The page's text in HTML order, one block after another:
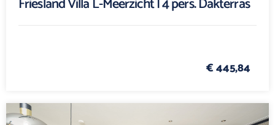
Friesland Villa L-Meerzicht | 4 pers. Dakterras
€ 445,84